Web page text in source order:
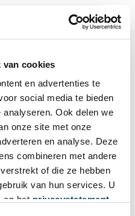
van cookies
en advertenties te
social media te bieden
Ook delen we
onze site met onze
en analyse. Deze
combineren met andere
of die ze hebben
van hun services. U
en het privacystatement